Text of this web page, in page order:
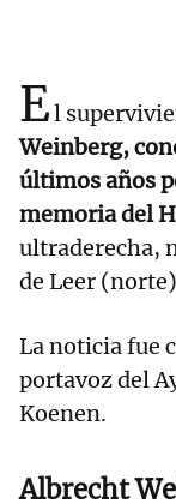
El
Weinberg,
últimos años
memoria del
ultraderecha,
de Leer
La noticia fue
portavoz del
Koenen.
Albrecht